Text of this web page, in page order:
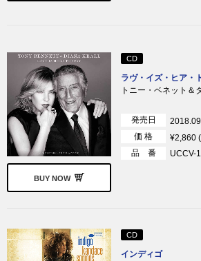
BUY NOW
CD
ラヴ・イズ・ヒア・
トニー・ベネット＆
発売日
価 格
¥2,860
品 番
UCCV-
CD
インディゴ